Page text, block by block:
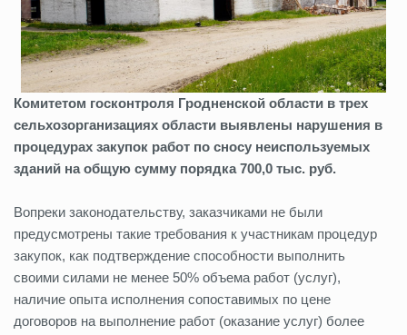
Комитетом госконтроля Гродненской области в трех
сельхозорганизациях области выявлены нарушения в
процедурах закупок работ по сносу неиспользуемых
зданий на общую сумму порядка 700,0 тыс. руб.
Вопреки законодательству, заказчиками не были
предусмотрены такие требования к участникам процедур
закупок, как подтверждение способности выполнить
своими силами не менее 50% объема работ (услуг),
наличие опыта исполнения сопоставимых по цене
договоров на выполнение работ (оказание услуг) более